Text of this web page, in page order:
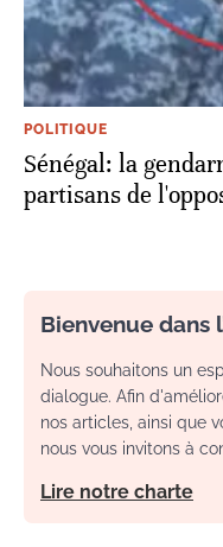
POLITIQUE
Sénégal: la
partisans de
Bienvenue dans
Nous souhaitons un
dialogue. Afin
nos articles, ainsi que
nous vous invitons à
Lire notre charte